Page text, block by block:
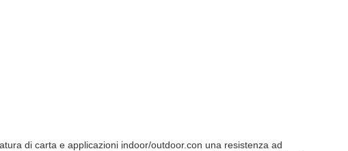
di carta e applicazioni indoor/outdoor.con una resistenza ad